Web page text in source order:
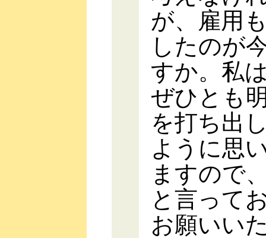
が、雇用
したのが
すか。私
ぜひとも
を打ち出
ように思
ますので
と言って
お願いい